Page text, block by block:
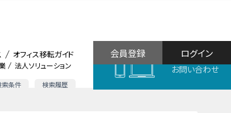
法人ソリューション
索条件 検索履歴
オフィス移転ガイド
お問い合わせ
ログイン
会員登録